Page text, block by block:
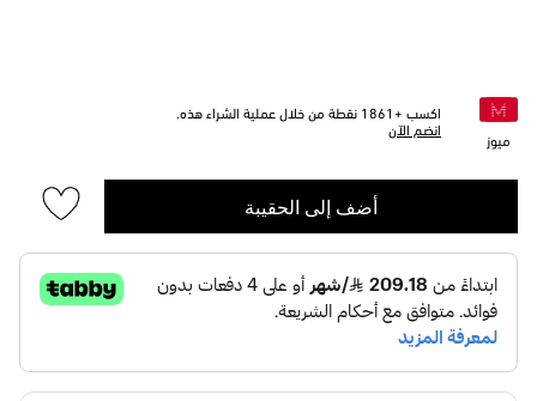
ميوز
اكسب + 1861 نقطة من خلال عملية الشراء هذه.
انضم الآن
أضف إلى الحقيبة